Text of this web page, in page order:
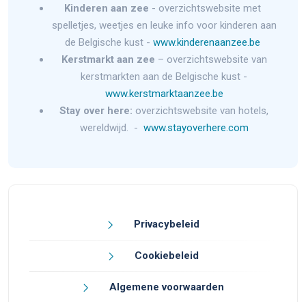
Kinderen aan zee - overzichtswebsite met
spelletjes, weetjes en leuke info voor kinderen aan
de Belgische kust - www.kinderenaanzee.be
Kerstmarkt aan zee – overzichtswebsite van
kerstmarkten aan de Belgische kust -
www.kerstmarktaanzee.be
Stay over here: overzichtswebsite van hotels,
wereldwijd. - www.stayoverhere.com
Privacybeleid
Cookiebeleid
Algemene voorwaarden